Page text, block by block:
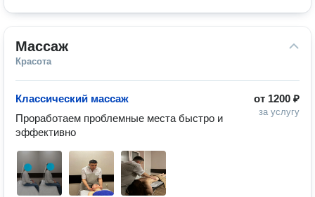
Массаж
Красота
от 1200 ₽
за услугу
Классический массаж
Проработаем проблемные места быстро и
эффективно